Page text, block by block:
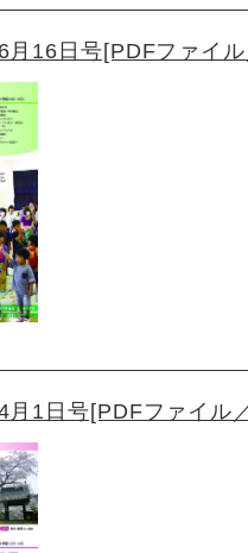
月16日号[PDFファイ
月1日号[PDFファイル